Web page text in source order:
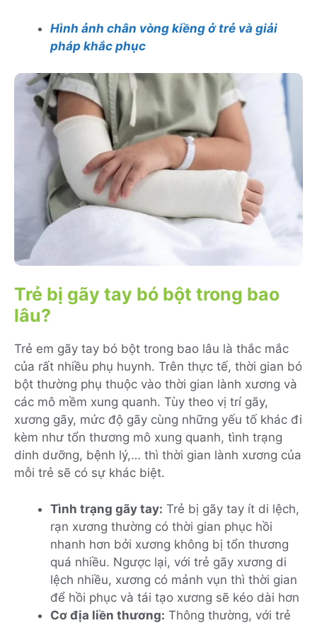
Hình ảnh chân vòng kiềng ở trẻ và giải
pháp khắc phục
Trẻ bị gãy tay bó bột trong bao
lâu?
Trẻ em gãy tay bó bột trong bao lâu là thắc mắc
của rất nhiều phụ huynh. Trên thực tế, thời gian bó
bột thường phụ thuộc vào thời gian lành xương và
các mô mềm xung quanh. Tùy theo vị trí gãy,
xương gãy, mức độ gãy cùng những yếu tố khác đi
kèm như tổn thương mô xung quanh, tình trạng
dinh dưỡng, bệnh lý,… thì thời gian lành xương của
mỗi trẻ sẽ có sự khác biệt.
Tình trạng gãy tay: Trẻ bị gãy tay ít di lệch,
rạn xương thường có thời gian phục hồi
nhanh hơn bởi xương không bị tổn thương
quá nhiều. Ngược lại, với trẻ gãy xương di
lệch nhiều, xương có mảnh vụn thì thời gian
để hồi phục và tái tạo xương sẽ kéo dài hơn
Cơ địa liền thương: Thông thường, với trẻ